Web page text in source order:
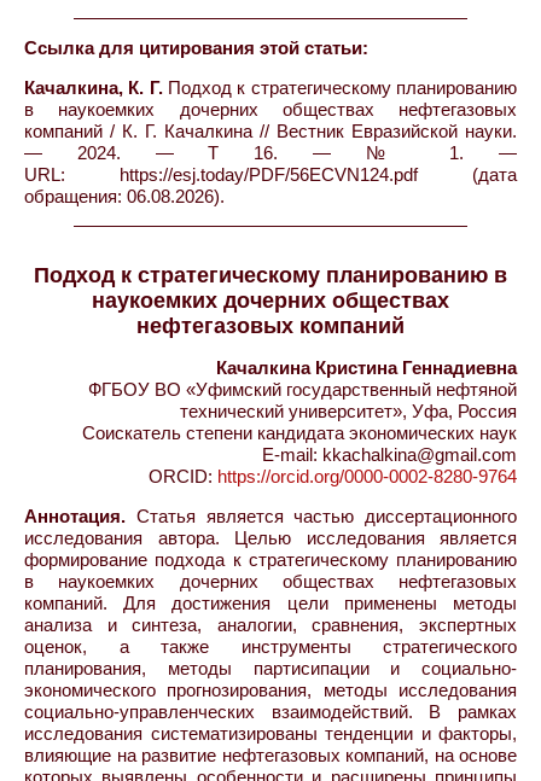
Ссылка для цитирования этой статьи:
Качалкина, К. Г.Подход к стратегическому планированию
в наукоемких дочерних обществах нефтегазовых
компаний / К. Г. Качалкина // Вестник Евразийской науки.
— 2024. — Т 16. — № 1. —
URL: https://esj.today/PDF/56ECVN124.pdf (дата
обращения: 06.08.2026).
Подход к стратегическому планированию в
наукоемких дочерних обществах
нефтегазовых компаний
Качалкина Кристина Геннадиевна
ФГБОУ ВО «Уфимский государственный нефтяной
технический университет», Уфа, Россия
Соискатель степени кандидата экономических наук
E-mail: kkachalkina@gmail.com
ORCID: https://orcid.org/0000-0002-8280-9764
Аннотация. Статья является частью диссертационного
исследования автора. Целью исследования является
формирование подхода к стратегическому планированию
в наукоемких дочерних обществах нефтегазовых
компаний. Для достижения цели применены методы
анализа и синтеза, аналогии, сравнения, экспертных
оценок, а также инструменты стратегического
планирования, методы партисипации и социально-
экономического прогнозирования, методы исследования
социально-управленческих взаимодействий. В рамках
исследования систематизированы тенденции и факторы,
влияющие на развитие нефтегазовых компаний, на основе
которых выявлены особенности и расширены принципы